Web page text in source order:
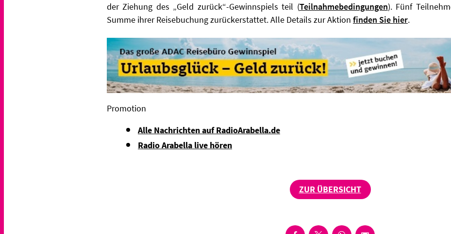
der Ziehung des „Geld zurück“-Gewinnspiels teil (Teilnahmebedingungen). Fünf
Summe ihrer Reisebuchung zurückerstattet. Alle Details zur Aktion finden Sie hier.
Promotion
Alle Nachrichten auf RadioArabella.de
Radio Arabella live hören
ZUR ÜBERSICHT